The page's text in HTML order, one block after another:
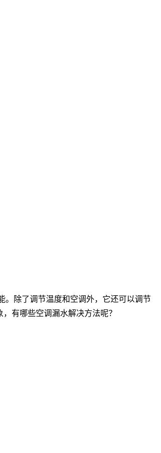
除了调节温度和空调外，它还可以调节
有哪些空调漏水解决方法呢？